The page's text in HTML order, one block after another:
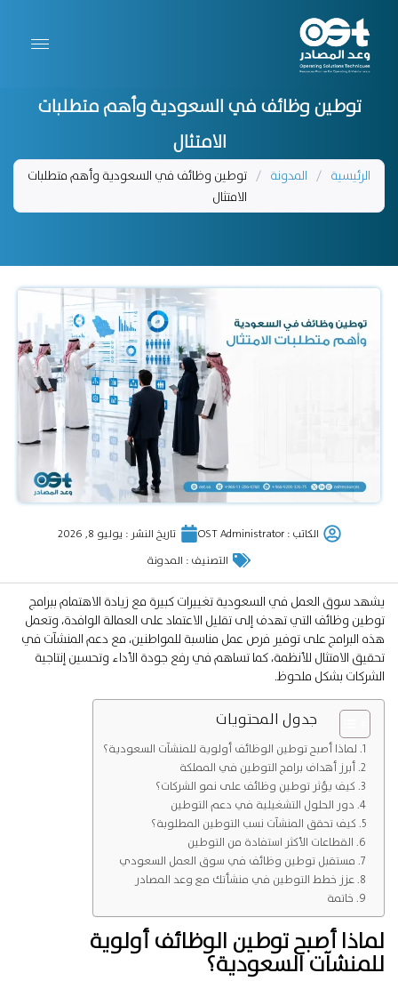
توطين وظائف في السعودية وأهم متطلبات
الامتثال
الرئيسية / المدونة /
توطين وظائف في السعودية وأهم متطلبات
الامتثال
الكاتب :OST Administrator تاريخ النشر : يوليو 8, 2026
التصنيف : المدونة
يشهد سوق العمل في السعودية تغييرات كبيرة مع زيادة الاهتمام ببرامج
توطين وظائف التي تهدف إلى تقليل الاعتماد على العمالة الوافدة، وتعمل
هذه البرامج على توفير فرص عمل مناسبة للمواطنين، مع دعم المنشآت في
تحقيق الامتثال للأنظمة، كما تساهم في رفع جودة الأداء وتحسين إنتاجية
الشركات بشكل ملحوظ.
جدول المحتويات
لماذا أصبح توطين الوظائف أولوية للمنشآت السعودية؟
أبرز أهداف برامج التوطين في المملكة
كيف يؤثر توطين وظائف على نمو الشركات؟
دور الحلول التشغيلية في دعم التوطين
كيف تحقق المنشآت نسب التوطين المطلوبة؟
القطاعات الأكثر استفادة من التوطين
مستقبل توطين وظائف في سوق العمل السعودي
عزز خطط التوطين في منشأتك مع وعد المصادر
خاتمة
لماذا أصبح توطين الوظائف أولوية
للمنشآت السعودية؟